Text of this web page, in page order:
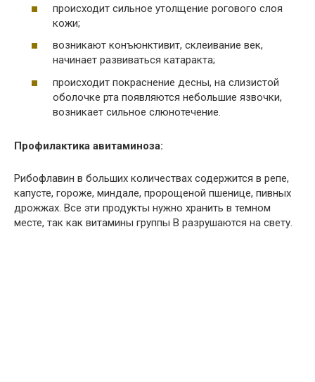
происходит сильное утолщение рогового слоя
кожи;
возникают конъюнктивит, склеивание век,
начинает развиваться катаракта;
происходит покраснение десны, на слизистой
оболочке рта появляются небольшие язвочки,
возникает сильное слюнотечение.
Профилактика авитаминоза:
Рибофлавин в больших количествах содержится в репе,
капусте, гороже, миндале, пророщеной пшенице, пивных
дрожжах. Все эти продукты нужно хранить в темном
месте, так как витамины группы В разрушаются на свету.